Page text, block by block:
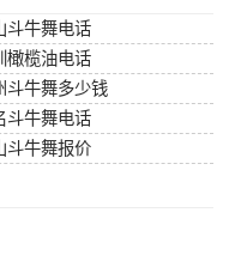
斗牛舞电话
橄榄油电话
斗牛舞多少钱
斗牛舞电话
斗牛舞报价